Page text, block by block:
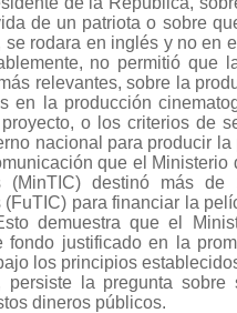
de un patriota o sobre
se rodara en inglés y no en
no permitió que
relevantes, sobre la
en la producción
o los criterios de
nacional para producir
que el
(MinTIC) destinó más
para financiar la
demuestra que el
fondo justificado en la
los principios
persiste la pregunta
dineros públicos.